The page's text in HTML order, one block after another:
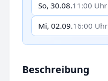
So, 30.08.11:00 Uhr
Mi, 02.09.16:00 Uhr
Beschreibung